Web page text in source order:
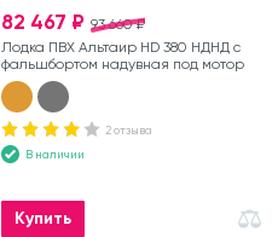
93 660 ₽
82 467 ₽
Лодка ПВХ Альтаир HD 380 НДНД с
фальшбортом надувная под мотор
2 отзыва
В наличии
Купить